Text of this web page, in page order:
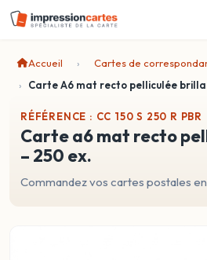
Accueil
Cartes de
Carte A6 mat recto pelliculée
RÉFÉRENCE : CC 150 S 250 R PBR
carte a6 mat recto pelliculée brillant
– 250 ex.
Commandez vos cartes postales